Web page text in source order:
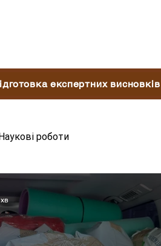
експертних висновків
роботи